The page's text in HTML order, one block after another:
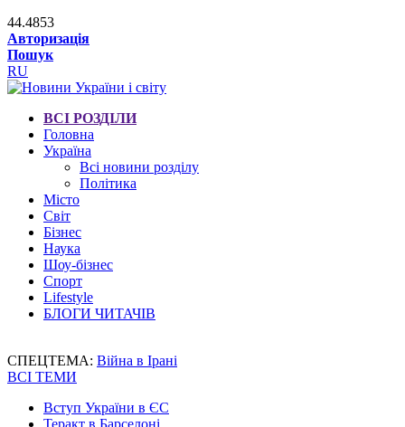
44.4853
Авторизація
Пошук
RU
ВСІ РОЗДІЛИ
Головна
Україна
Всі новини розділу
Політика
Місто
Світ
Бізнес
Наука
Шоу-бізнес
Спорт
Lifestyle
БЛОГИ ЧИТАЧІВ
СПЕЦТЕМА: Війна в Ірані
ВСІ ТЕМИ
Вступ України в ЄС
Теракт в Барселоні